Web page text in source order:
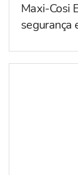
Maxi-Cosi
segurança